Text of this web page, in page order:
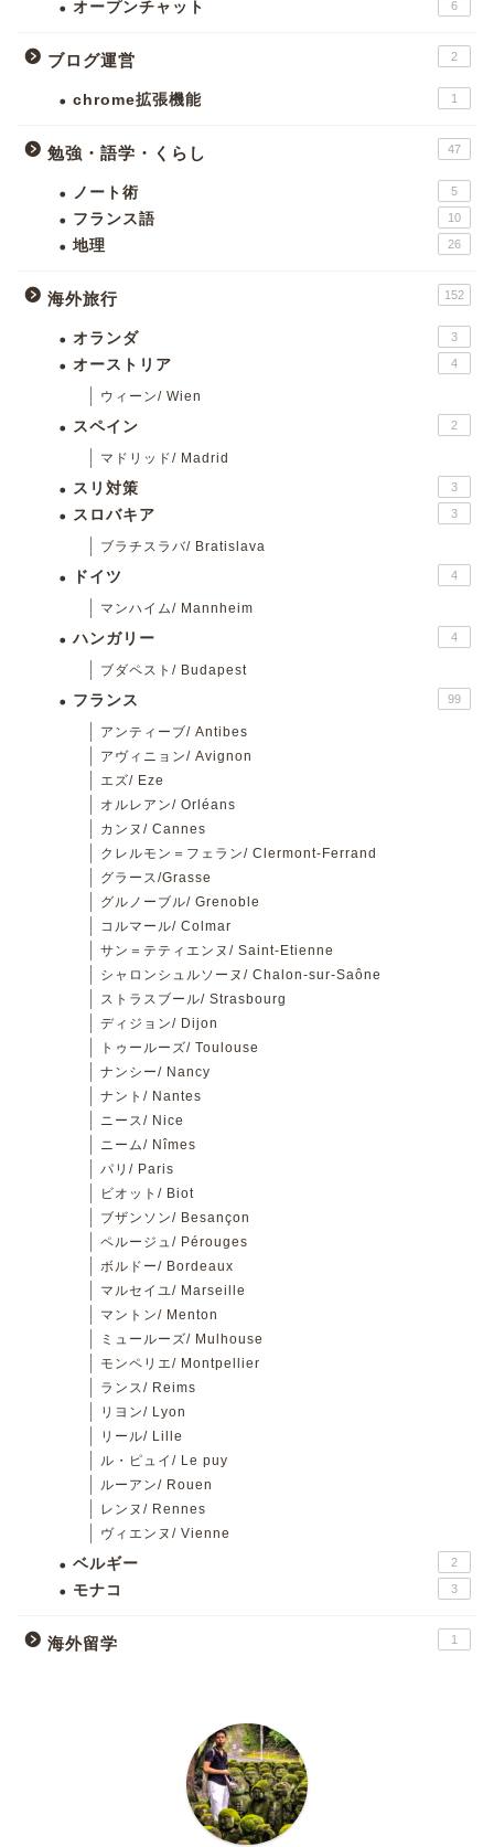
オープンチャット 6
ブログ運営 2
chrome拡張機能 1
勉強・語学・くらし 47
ノート術 5
フランス語 10
地理 26
海外旅行 152
オランダ 3
オーストリア 4
ウィーン/ Wien
スペイン 2
マドリッド/ Madrid
スリ対策 3
スロバキア 3
ブラチスラバ/ Bratislava
ドイツ 4
マンハイム/ Mannheim
ハンガリー 4
ブダペスト/ Budapest
フランス 99
アンティーブ/ Antibes
アヴィニョン/ Avignon
エズ/ Eze
オルレアン/ Orléans
カンヌ/ Cannes
クレルモン＝フェラン/ Clermont-Ferrand
グラース/Grasse
グルノーブル/ Grenoble
コルマール/ Colmar
サン＝テティエンヌ/ Saint-Etienne
シャロンシュルソーヌ/ Chalon-sur-Saône
ストラスブール/ Strasbourg
ディジョン/ Dijon
トゥールーズ/ Toulouse
ナンシー/ Nancy
ナント/ Nantes
ニース/ Nice
ニーム/ Nîmes
パリ/ Paris
ビオット/ Biot
ブザンソン/ Besançon
ペルージュ/ Pérouges
ボルドー/ Bordeaux
マルセイユ/ Marseille
マントン/ Menton
ミュールーズ/ Mulhouse
モンペリエ/ Montpellier
ランス/ Reims
リヨン/ Lyon
リール/ Lille
ル・ピュイ/ Le puy
ルーアン/ Rouen
レンヌ/ Rennes
ヴィエンヌ/ Vienne
ベルギー 2
モナコ 3
海外留学 1